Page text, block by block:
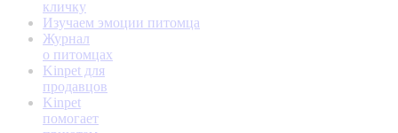
кличку
Изучаем эмоции питомца
Журнал
о питомцах
Kinpet для
продавцов
Kinpet
помогает